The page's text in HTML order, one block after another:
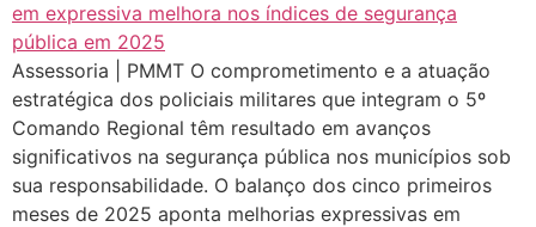
Assessoria | PMMT O comprometimento e a atuação
estratégica dos policiais militares que integram o 5º
Comando Regional têm resultado em avanços
significativos na segurança pública nos municípios sob
sua responsabilidade. O balanço dos cinco primeiros
meses de 2025 aponta melhorias expressivas em